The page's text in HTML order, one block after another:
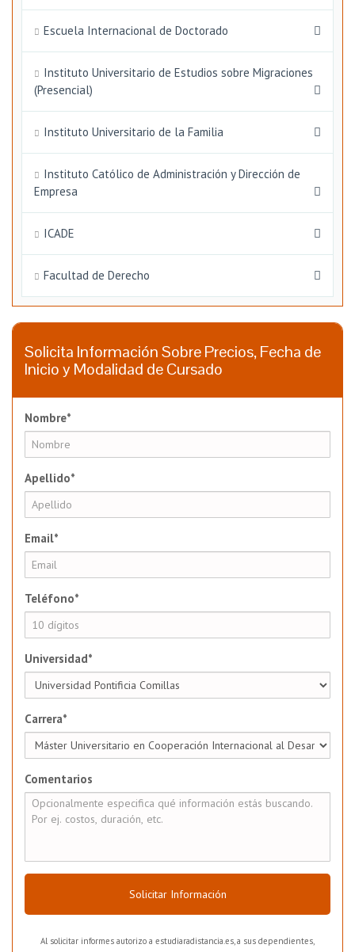
Escuela Internacional de Doctorado
Instituto Universitario de Estudios sobre Migraciones
(Presencial)
Instituto Universitario de la Familia
Instituto Católico de Administración y Dirección de
Empresa
ICADE
Facultad de Derecho
Solicita Información Sobre Precios, Fecha de
Inicio y Modalidad de Cursado
Nombre*
Apellido*
Email*
Teléfono*
Universidad*
Carrera*
Comentarios
Solicitar Información
Al solicitar informes autorizo a estudiaradistancia.es, a sus dependientes,